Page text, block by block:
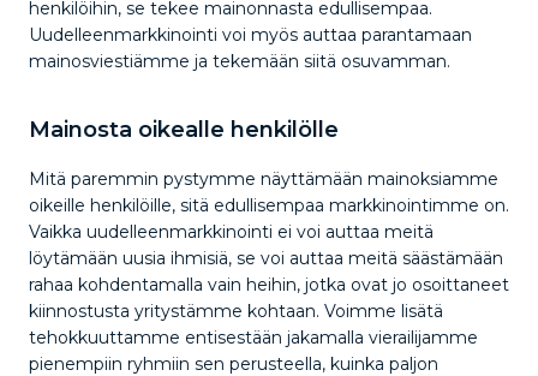
henkilöihin, se tekee mainonnasta edullisempaa.
Uudelleenmarkkinointi voi myös auttaa parantamaan
mainosviestiämme ja tekemään siitä osuvamman.
Mainosta oikealle henkilölle
Mitä paremmin pystymme näyttämään mainoksiamme
oikeille henkilöille, sitä edullisempaa markkinointimme on.
Vaikka uudelleenmarkkinointi ei voi auttaa meitä
löytämään uusia ihmisiä, se voi auttaa meitä säästämään
rahaa kohdentamalla vain heihin, jotka ovat jo osoittaneet
kiinnostusta yritystämme kohtaan. Voimme lisätä
tehokkuuttamme entisestään jakamalla vierailijamme
pienempiin ryhmiin sen perusteella, kuinka paljon